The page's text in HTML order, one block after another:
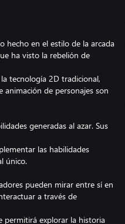
hecho en el estilo de la arcada
ha visto la rebelión de
tecnología 2D tradicional,
animación de personajes son
generadas al azar. Sus
las habilidades
único.
pueden mirar entre sí en
a través de
permitirá explorar la historia